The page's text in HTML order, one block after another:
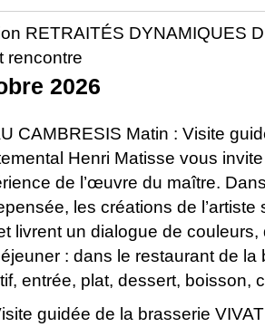
RETRAITÉS DYNAMIQUES
rencontre
2026
CAMBRESIS Matin : Visite
Henri Matisse vous
de l’œuvre du maître.
les créations de
livrent un dialogue de
: dans le restaurant de la
entrée, plat, dessert, boisson,
guidée de la brasserie VIVAT